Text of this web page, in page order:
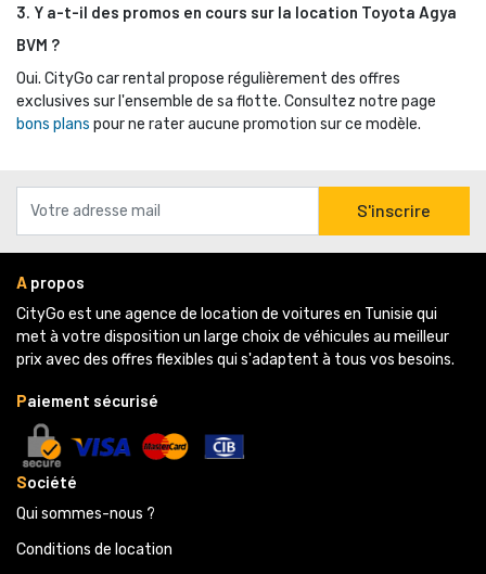
3. Y a-t-il des promos en cours sur la location Toyota Agya
BVM ?
Oui. CityGo car rental propose régulièrement des offres
exclusives sur l'ensemble de sa flotte. Consultez notre page
bons plans pour ne rater aucune promotion sur ce modèle.
S'inscrire
A propos
CityGo est une agence de location de voitures en Tunisie qui
met à votre disposition un large choix de véhicules au meilleur
prix avec des offres flexibles qui s'adaptent à tous vos besoins.
Paiement sécurisé
Société
Qui sommes-nous ?
Conditions de location